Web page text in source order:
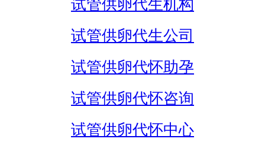
试管供卵代生机构
试管供卵代生公司
试管供卵代怀助孕
试管供卵代怀咨询
试管供卵代怀中心